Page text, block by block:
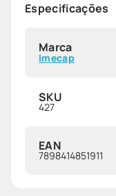
Especificações
Marca
Imecap
SKU
427
EAN
7898414851911